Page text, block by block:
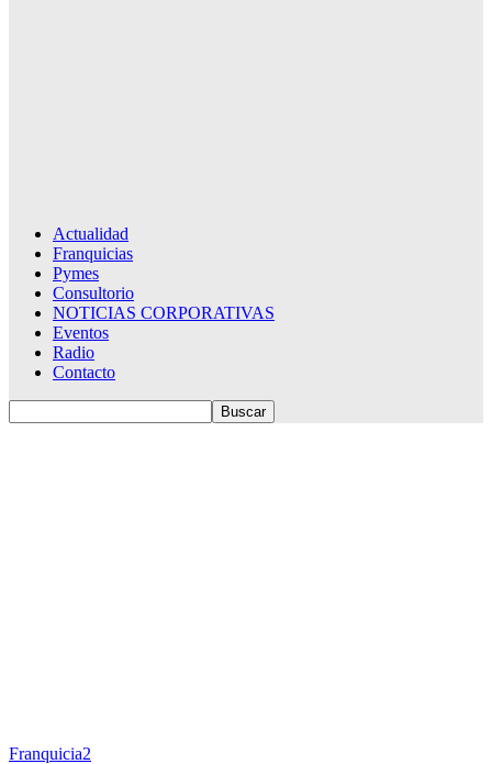
Actualidad
Franquicias
Pymes
Consultorio
NOTICIAS CORPORATIVAS
Eventos
Radio
Contacto
Franquicia2